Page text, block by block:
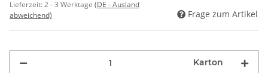
Lieferzeit:2 - 3 Werktage (DE - Ausland
abweichend)
Frage zum Artikel
Karton